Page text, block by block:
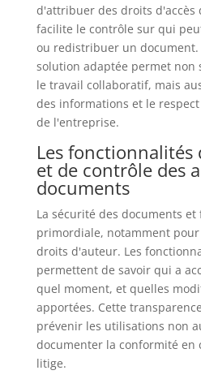
d'attribuer des droits d'accès
facilite le contrôle sur qui
ou redistribuer un
solution adaptée permet non
le travail collaboratif, mais
des informations et le
de l'entreprise.
Les fonctionnalités
et de contrôle des
documents
La sécurité des documents
primordiale, notamment
droits d'auteur. Les
permettent de savoir qui a
quel moment, et quelles
apportées. Cette
prévenir les utilisations non
documenter la conformité en
litige.